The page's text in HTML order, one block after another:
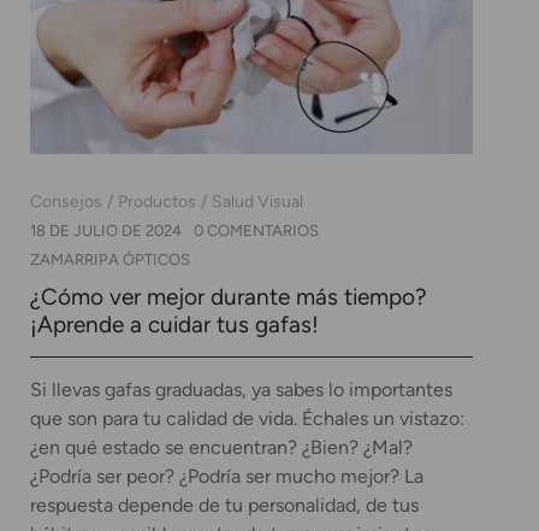
Consejos Productos Salud Visual
18 DE JULIO DE 2024
0 COMENTARIOS
ZAMARRIPA ÓPTICOS
¿Cómo ver mejor durante más tiempo?
¡Aprende a cuidar tus gafas!
Si llevas gafas graduadas, ya sabes lo importantes
que son para tu calidad de vida. Échales un vistazo:
¿en qué estado se encuentran? ¿Bien? ¿Mal?
¿Podría ser peor? ¿Podría ser mucho mejor? La
respuesta depende de tu personalidad, de tus